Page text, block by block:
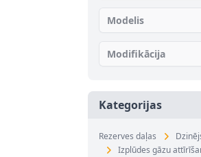
Modelis
Modifikācija
Kategorijas
Rezerves daļas
Izplūdes gāzu